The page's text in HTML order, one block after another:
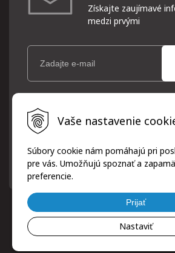
Vaše nastavenie
Súbory cookie nám pomáhajú pri
pre vás. Umožňujú spoznať a
preferencie.
Prijať
Nastaviť
Získajte zaujímavé
medzi prvými
Vaše osobné údaje (email) budeme
účelom v súlade s platnou legislatívou a
osobných údajov. Súhlas potvrdíte
písomne, emailom alebo kliknutím na
informačného emailu.
© 2026